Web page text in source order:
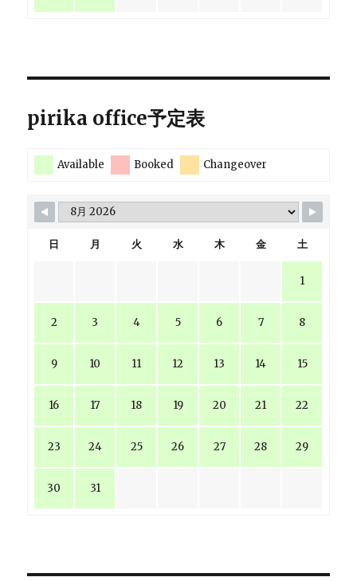
pirika office予定表
Available Booked Changeover
日 月 火 水 木 金 土
1
2 3 4 5 6 7 8
9 10 11 12 13 14 15
16 17 18 19 20 21 22
23 24 25 26 27 28 29
30 31